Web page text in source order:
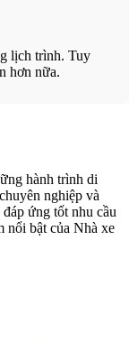
lịch trình. Tuy
hơn nữa.
hành trình di
nghiệp và
ứng tốt nhu cầu
nổi bật của Nhà xe